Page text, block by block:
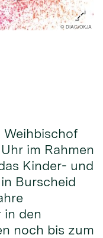
© DIAG/OKJA
Weihbischof
im Rahmen
Kinder- und
Burscheid
den
noch bis zum